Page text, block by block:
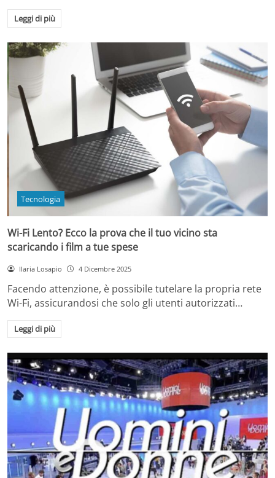
Leggi di più
Tecnologia
Wi-Fi Lento? Ecco la prova che il tuo vicino sta
scaricando i film a tue spese
Ilaria Losapio 4 Dicembre 2025
Facendo attenzione, è possibile tutelare la propria rete
Wi-Fi, assicurandosi che solo gli utenti autorizzati…
Leggi di più